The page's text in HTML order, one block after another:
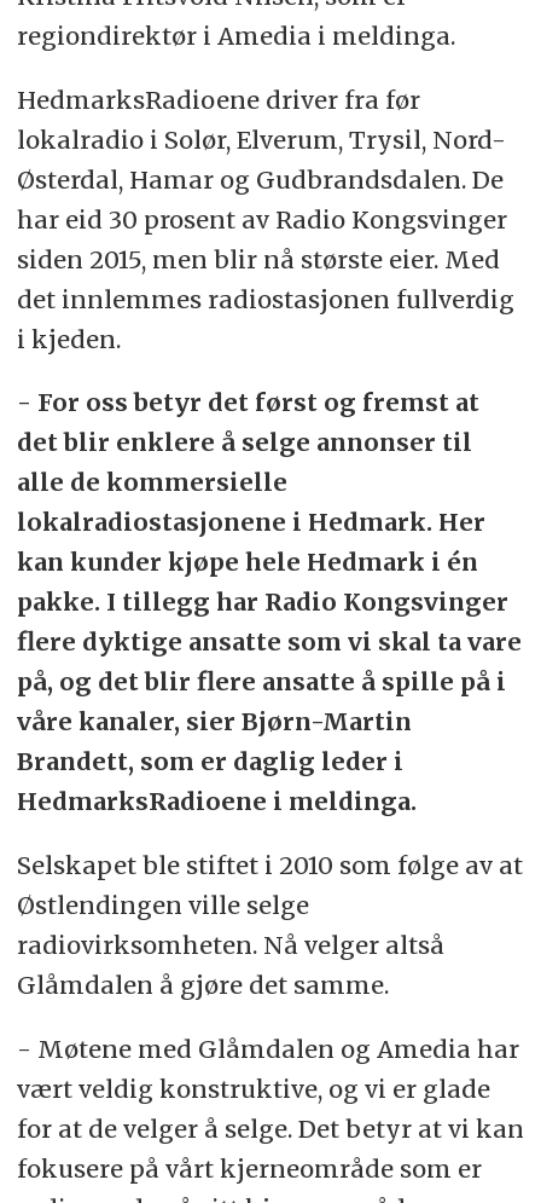
regiondirektør i Amedia i meldinga.
HedmarksRadioene driver fra før
lokalradio i Solør, Elverum, Trysil, Nord-
Østerdal, Hamar og Gudbrandsdalen. De
har eid 30 prosent av Radio Kongsvinger
siden 2015, men blir nå største eier. Med
det innlemmes radiostasjonen fullverdig
i kjeden.
- For oss betyr det først og fremst at
det blir enklere å selge annonser til
alle de kommersielle
lokalradiostasjonene i Hedmark. Her
kan kunder kjøpe hele Hedmark i én
pakke. I tillegg har Radio Kongsvinger
flere dyktige ansatte som vi skal ta vare
på, og det blir flere ansatte å spille på i
våre kanaler, sier Bjørn-Martin
Brandett, som er daglig leder i
HedmarksRadioene i meldinga.
Selskapet ble stiftet i 2010 som følge av at
Østlendingen ville selge
radiovirksomheten. Nå velger altså
Glåmdalen å gjøre det samme.
- Møtene med Glåmdalen og Amedia har
vært veldig konstruktive, og vi er glade
for at de velger å selge. Det betyr at vi kan
fokusere på vårt kjerneområde som er